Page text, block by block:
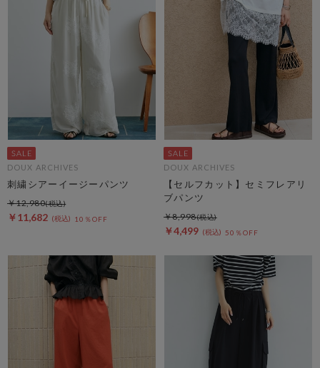
DOUX ARCHIVES
刺繍シアーイージーパンツ
￥11,682 10％OFF
￥12,980
DOUX ARCHIVES
【セルフカット】セミフレアリ
ブパンツ
￥4,499 50％OFF
￥8,998